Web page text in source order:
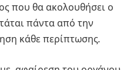
που θα ακολουθήσει ο
πάντα από την
κάθε περίπτωσης.